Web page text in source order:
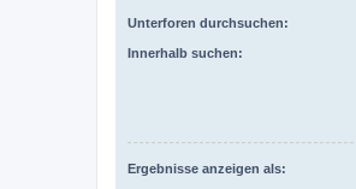
Unterforen durchsuchen:
Innerhalb suchen:
Ergebnisse anzeigen als: